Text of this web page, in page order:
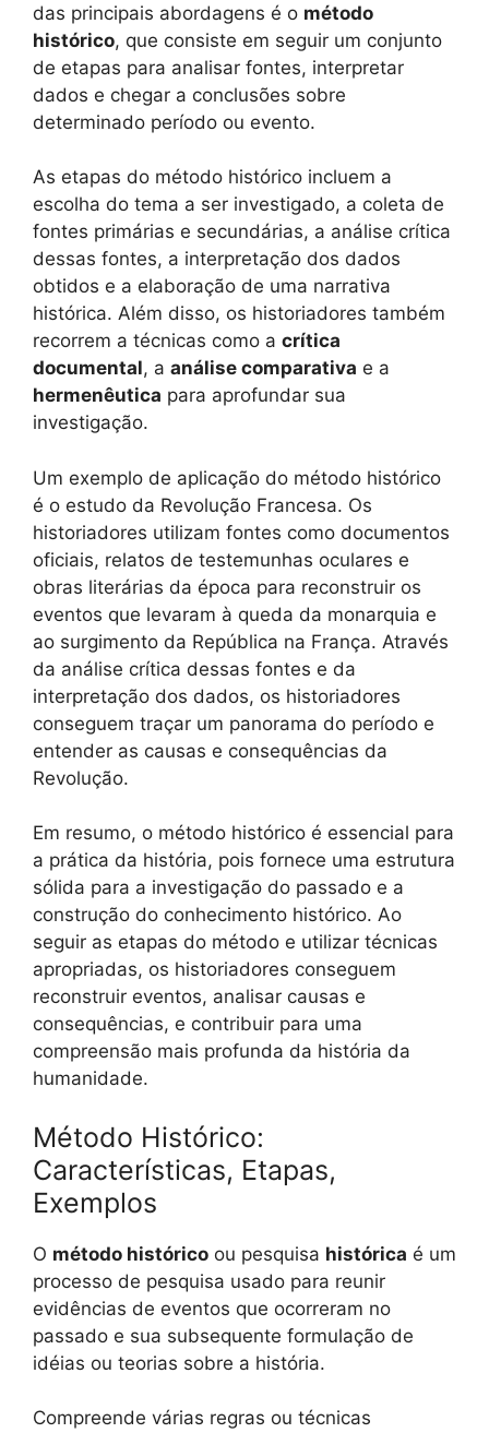
das principais abordagens é o método
histórico, que consiste em seguir um conjunto
de etapas para analisar fontes, interpretar
dados e chegar a conclusões sobre
determinado período ou evento.
As etapas do método histórico incluem a
escolha do tema a ser investigado, a coleta de
fontes primárias e secundárias, a análise crítica
dessas fontes, a interpretação dos dados
obtidos e a elaboração de uma narrativa
histórica. Além disso, os historiadores também
recorrem a técnicas como a crítica
documental, a análise comparativa e a
hermenêutica para aprofundar sua
investigação.
Um exemplo de aplicação do método histórico
é o estudo da Revolução Francesa. Os
historiadores utilizam fontes como documentos
oficiais, relatos de testemunhas oculares e
obras literárias da época para reconstruir os
eventos que levaram à queda da monarquia e
ao surgimento da República na França. Através
da análise crítica dessas fontes e da
interpretação dos dados, os historiadores
conseguem traçar um panorama do período e
entender as causas e consequências da
Revolução.
Em resumo, o método histórico é essencial para
a prática da história, pois fornece uma estrutura
sólida para a investigação do passado e a
construção do conhecimento histórico. Ao
seguir as etapas do método e utilizar técnicas
apropriadas, os historiadores conseguem
reconstruir eventos, analisar causas e
consequências, e contribuir para uma
compreensão mais profunda da história da
humanidade.
Método Histórico:
Características, Etapas,
Exemplos
O método histórico ou pesquisa histórica é um
processo de pesquisa usado para reunir
evidências de eventos que ocorreram no
passado e sua subsequente formulação de
idéias ou teorias sobre a história.
Compreende várias regras ou técnicas